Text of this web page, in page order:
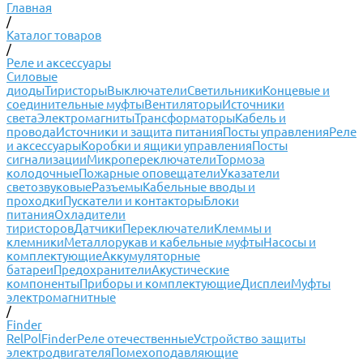
Главная
/
Каталог товаров
/
Реле и аксессуары
Силовые
диодыТиристорыВыключателиСветильникиКонцевые и
соединительные муфтыВентиляторыИсточники
светаЭлектромагнитыТрансформаторыКабель и
проводаИсточники и защита питанияПосты управленияРеле
и аксессуарыКоробки и ящики управленияПосты
сигнализацииМикропереключателиТормоза
колодочныеПожарные оповещателиУказатели
светозвуковыеРазъемыКабельные вводы и
проходкиПускатели и контакторыБлоки
питанияОхладители
тиристоровДатчикиПереключателиКлеммы и
клемникиМеталлорукав и кабельные муфтыНасосы и
комплектующиеАккумуляторные
батареиПредохранителиАкустические
компонентыПриборы и комплектующиеДисплеиМуфты
электромагнитные
/
Finder
RelPolFinderРеле отечественныеУстройство защиты
электродвигателяПомехоподавляющие